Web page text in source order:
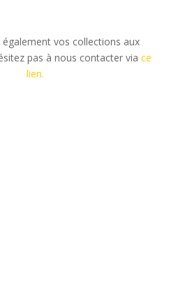
vos collections aux
pas à nous contacter viace
lien.